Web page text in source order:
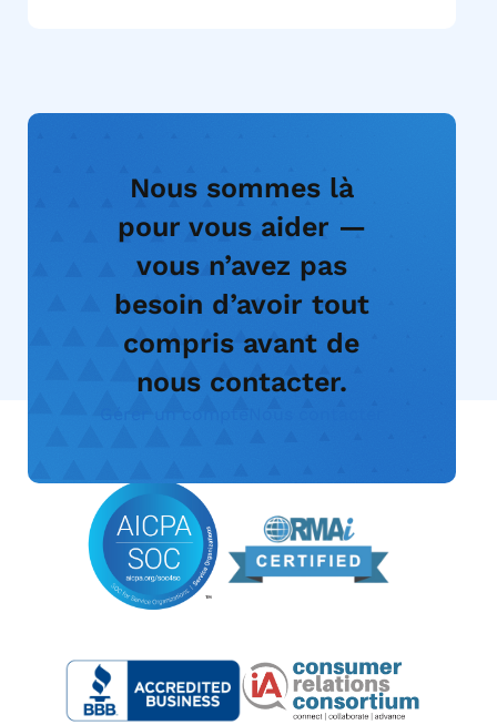
Nous sommes là
pour vous aider —
vous n’avez pas
besoin d’avoir tout
compris avant de
nous contacter.